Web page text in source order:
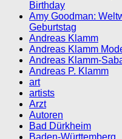
Birthday
Amy Goodman:
Geburtstag
Andreas Klamm
Andreas Klamm
Andreas Klamm-
Andreas P. Klamm
art
artists
Arzt
Autoren
Bad Dürkheim
Baden-Württemberg